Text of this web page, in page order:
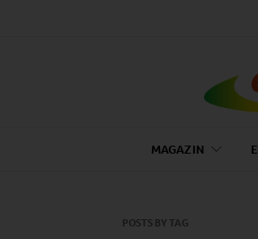
MAGAZIN
POSTS BY TAG